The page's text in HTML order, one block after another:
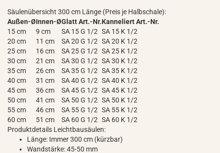
Säulenübersicht 300 cm Länge (Preis je Halbschale):
Außen-ØInnen-ØGlatt Art.-Nr.Kanneliert Art.-Nr.
15 cm
9 cm SA 15 G 1/2 SA 15 K 1/2
20 cm
11 cm SA 20 G 1/2 SA 20 K 1/2
25 cm
16 cm SA 25 G 1/2 SA 25 K 1/2
30 cm
21 cm SA 30 G 1/2 SA 30 K 1/2
35 cm
26 cm SA 35 G 1/2 SA 35 K 1/2
40 cm
31 cm SA 40 G 1/2 SA 40 K 1/2
45 cm
36 cm SA 45 G 1/2 SA 45 K 1/2
50 cm
41 cm SA 50 G 1/2 SA 50 K 1/2
55 cm
46 cm SA 55 G 1/2 SA 55 K 1/2
60 cm
51 cm SA 60 G 1/2 SA 60 K 1/2
Produktdetails Leichtbausäulen:
Länge: Immer 300 cm (kürzbar)
Wandstärke: 45-50 mm